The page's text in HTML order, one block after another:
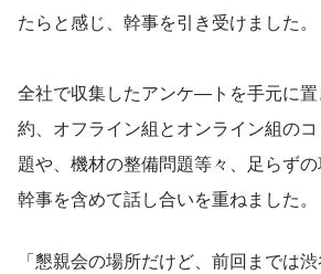
たらと感じ、幹事を引き受けました。
全社で収集したアンケ―トを手元に
約、オフライン組とオンライン組の
題や、機材の整備問題等々、足らず
幹事を含めて話し合いを重ねました。
「懇親会の場所だけど、前回までは